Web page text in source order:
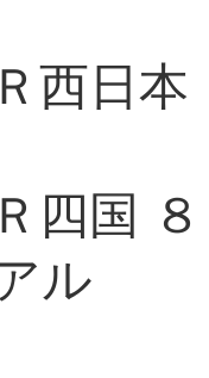
西日
四国
ル